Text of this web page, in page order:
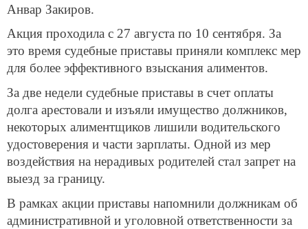
Анвар Закиров.
Акция проходила с 27 августа по 10 сентября. За
это время судебные приставы приняли комплекс мер
для более эффективного взыскания алиментов.
За две недели судебные приставы в счет оплаты
долга арестовали и изъяли имущество должников,
некоторых алиментщиков лишили водительского
удостоверения и части зарплаты. Одной из мер
воздействия на нерадивых родителей стал запрет на
выезд за границу.
В рамках акции приставы напомнили должникам об
административной и уголовной ответственности за